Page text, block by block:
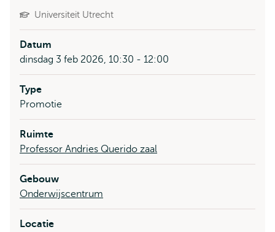
Universiteit Utrecht
Datum
dinsdag 3 feb 2026, 10:30 - 12:00
Type
Promotie
Ruimte
Professor Andries Querido zaal
Gebouw
Onderwijscentrum
Locatie